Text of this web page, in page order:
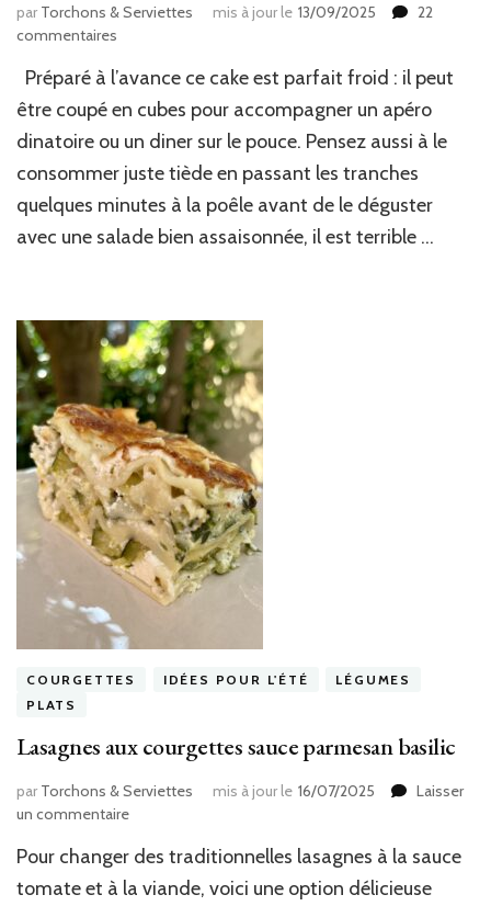
par Torchons & Serviettes mis à jour le 13/09/2025
22
commentaires
aux
courgettes,
séchées,
basilic
&
mozzarella
Préparé à l’avance ce cake est parfait froid : il peut
être coupé en cubes pour accompagner un apéro
dinatoire ou un diner sur le pouce. Pensez aussi à le
consommer juste tiède en passant les tranches
quelques minutes à la poêle avant de le déguster
avec une salade bien assaisonnée, il est terrible …
COURGETTES IDÉES POUR L'ÉTÉ
LÉGUMES
PLATS
Lasagnes aux courgettes sauce parmesan basilic
par Torchons & Serviettes mis à jour le 16/07/2025
Laisser
un commentairesur
aux
courgettes
Pour changer des traditionnelles lasagnes à la sauce
tomate et à la viande, voici une option délicieuse